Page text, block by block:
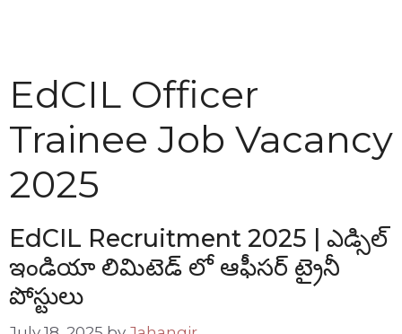
EdCIL Officer
Trainee Job Vacancy
2025
EdCIL Recruitment 2025 | ఎడ్సిల్
ఇండియా లిమిటెడ్ లో ఆఫీసర్ ట్రైనీ
పోస్టులు